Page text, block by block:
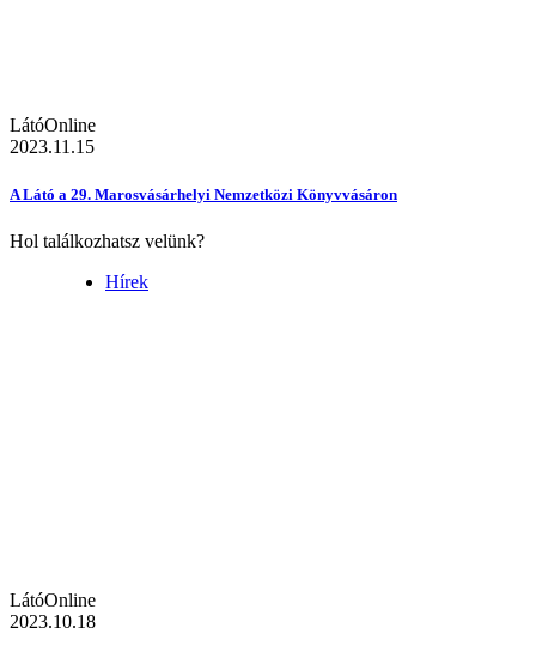
LátóOnline
2023.11.15
A Látó a 29. Marosvásárhelyi Nemzetközi Könyvvásáron
Hol találkozhatsz velünk?
Hírek
LátóOnline
2023.10.18